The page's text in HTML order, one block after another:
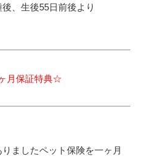
、生後55日前後より
月保証特典☆
ましたペット保険を一ヶ月